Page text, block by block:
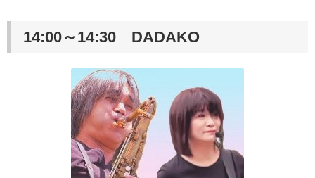
14:00～14:30 DADAKO